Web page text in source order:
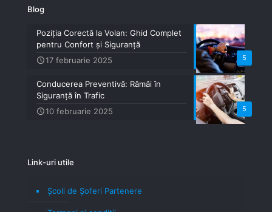
Blog
5
Poziția Corectă la Volan: Ghid Complet
pentru Confort și Siguranță
17 februarie 2025
5
Conducerea Preventivă: Rămâi în
Siguranță în Trafic
10 februarie 2025
Link-uri utile
Școli de Șoferi Partenere